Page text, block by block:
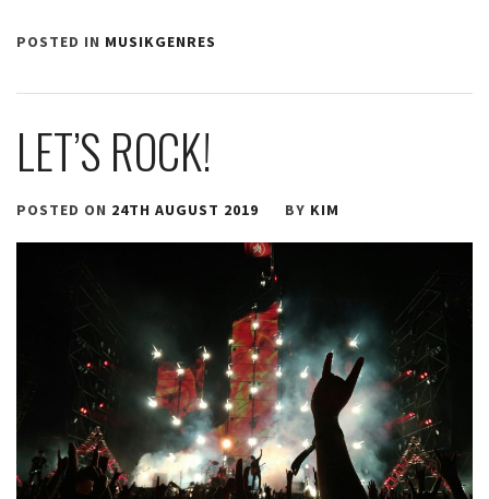
POSTED IN MUSIKGENRES
LET’S ROCK!
POSTED ON 24TH AUGUST 2019 BY KIM